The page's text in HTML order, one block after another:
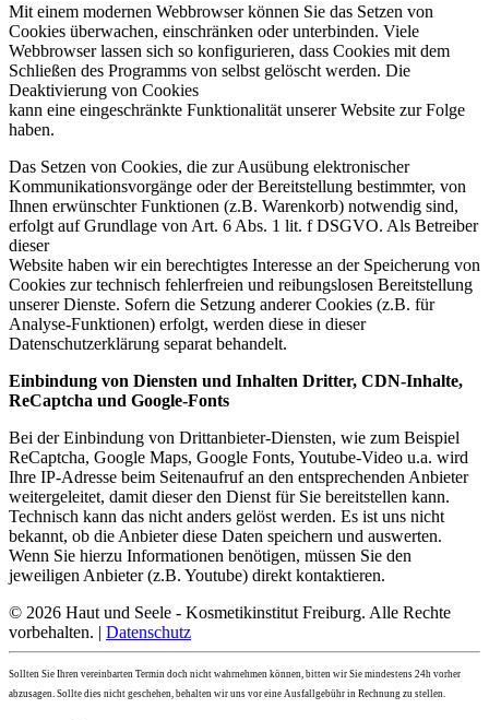
Mit einem modernen Webbrowser können Sie das Setzen von
Cookies überwachen, einschränken oder unterbinden. Viele
Webbrowser lassen sich so konfigurieren, dass Cookies mit dem
Schließen des Programms von selbst gelöscht werden. Die
Deaktivierung von Cookies
kann eine eingeschränkte Funktionalität unserer Website zur Folge
haben.
Das Setzen von Cookies, die zur Ausübung elektronischer
Kommunikationsvorgänge oder der Bereitstellung bestimmter, von
Ihnen erwünschter Funktionen (z.B. Warenkorb) notwendig sind,
erfolgt auf Grundlage von Art. 6 Abs. 1 lit. f DSGVO. Als Betreiber
dieser
Website haben wir ein berechtigtes Interesse an der Speicherung von
Cookies zur technisch fehlerfreien und reibungslosen Bereitstellung
unserer Dienste. Sofern die Setzung anderer Cookies (z.B. für
Analyse-Funktionen) erfolgt, werden diese in dieser
Datenschutzerklärung separat behandelt.
Einbindung von Diensten und Inhalten Dritter, CDN-Inhalte,
ReCaptcha und Google-Fonts
Bei der Einbindung von Drittanbieter-Diensten, wie zum Beispiel
ReCaptcha, Google Maps, Google Fonts, Youtube-Video u.a. wird
Ihre IP-Adresse beim Seitenaufruf an den entsprechenden Anbieter
weitergeleitet, damit dieser den Dienst für Sie bereitstellen kann.
Technisch kann das nicht anders gelöst werden. Es ist uns nicht
bekannt, ob die Anbieter diese Daten speichern und auswerten.
Wenn Sie hierzu Informationen benötigen, müssen Sie den
jeweiligen Anbieter (z.B. Youtube) direkt kontaktieren.
© 2026 Haut und Seele - Kosmetikinstitut Freiburg. Alle Rechte
vorbehalten. | Datenschutz
Sollten Sie Ihren vereinbarten Termin doch nicht wahrnehmen können, bitten wir Sie mindestens 24h vorher
abzusagen. Sollte dies nicht geschehen, behalten wir uns vor eine Ausfallgebühr in Rechnung zu stellen.